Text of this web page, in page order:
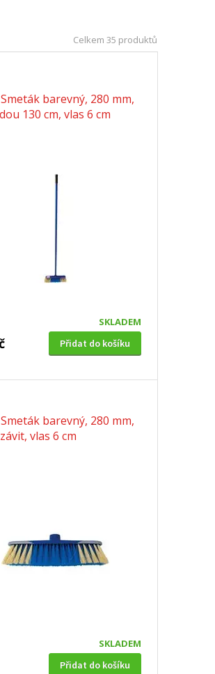
Celkem 35 produktů
barevný, 280 mm,
130 cm, vlas 6 cm
SKLADEM
Přidat do košíku
barevný, 280 mm,
vlas 6 cm
SKLADEM
Přidat do košíku